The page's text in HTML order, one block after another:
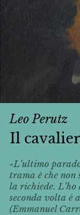
Leo Perutz
Il
«L’ultimo
trama è che non
la richiede.
seconda volta è
(Emmanuel